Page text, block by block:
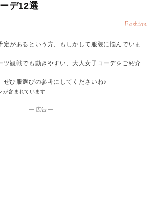
デ12選
Fashion
定があるという方、もしかして服装に悩んでいま
ツ観戦でも動きやすい、大人女子コーデをご紹介
ぜひ服選びの参考にしてくださいね♪
が含まれています
― 広告 ―